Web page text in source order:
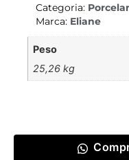
Categoria:
Marca: Eliane
Peso
25,26 kg